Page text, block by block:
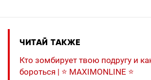
ЧИТАЙ ТАКЖЕ
Кто зомбирует твою подругу и
бороться | ⭐️ MAXIMONLINE ⭐️